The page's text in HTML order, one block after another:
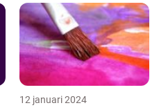
12 januari 2024